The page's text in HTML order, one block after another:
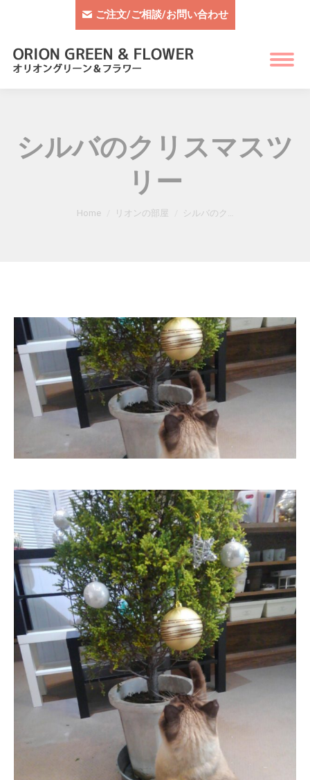
ご注文/ご相談/お問い合わせ
シルバのクリスマスツ
リー
You are here:
Home リオンの部屋 シルバのク…